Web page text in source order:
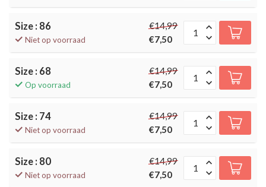
Size : 86
Niet op voorraad
€14,99
€7,50
Size : 68
Op voorraad
€14,99
€7,50
Size : 74
Niet op voorraad
€14,99
€7,50
Size : 80
Niet op voorraad
€14,99
€7,50